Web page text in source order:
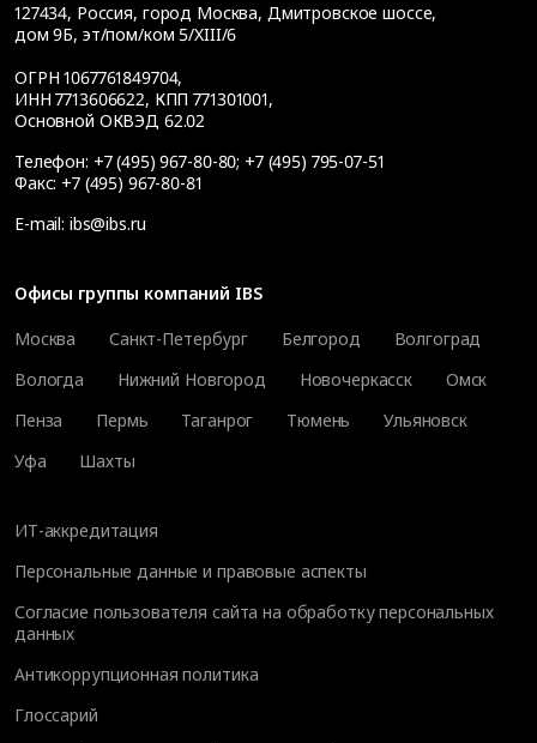
127434, Россия, город Москва, Дмитровское шоссе,
дом 9Б, эт/пом/ком 5/XIII/6
ОГРН 1067761849704,
ИНН 7713606622, КПП 771301001,
Основной ОКВЭД 62.02
Телефон: +7 (495) 967-80-80; +7 (495) 795-07-51
Факс: +7 (495) 967-80-81
E-mail: ibs@ibs.ru
Офисы группы компаний IBS
Москва
Санкт-Петербург Белгород
Волгоград
Вологда
Нижний Новгород Новочеркасск
Омск
Пенза
Пермь Таганрог Тюмень
Ульяновск
Уфа
Шахты
ИТ-аккредитация
Персональные данные и правовые аспекты
Согласие пользователя сайта на обработку персональных
данных
Антикоррупционная политика
Глоссарий